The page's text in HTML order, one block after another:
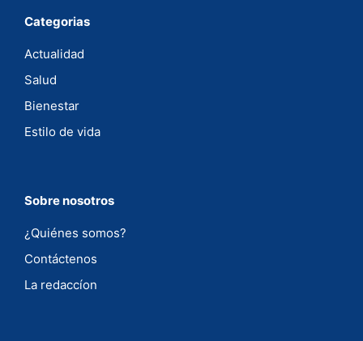
Categorias
Actualidad
Salud
Bienestar
Estilo de vida
Sobre nosotros
¿Quiénes somos?
Contáctenos
La redaccíon